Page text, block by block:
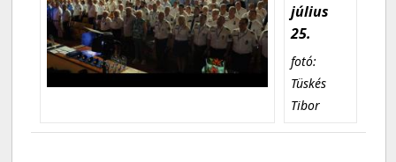
július
25.
fotó:
Tüskés
Tibor